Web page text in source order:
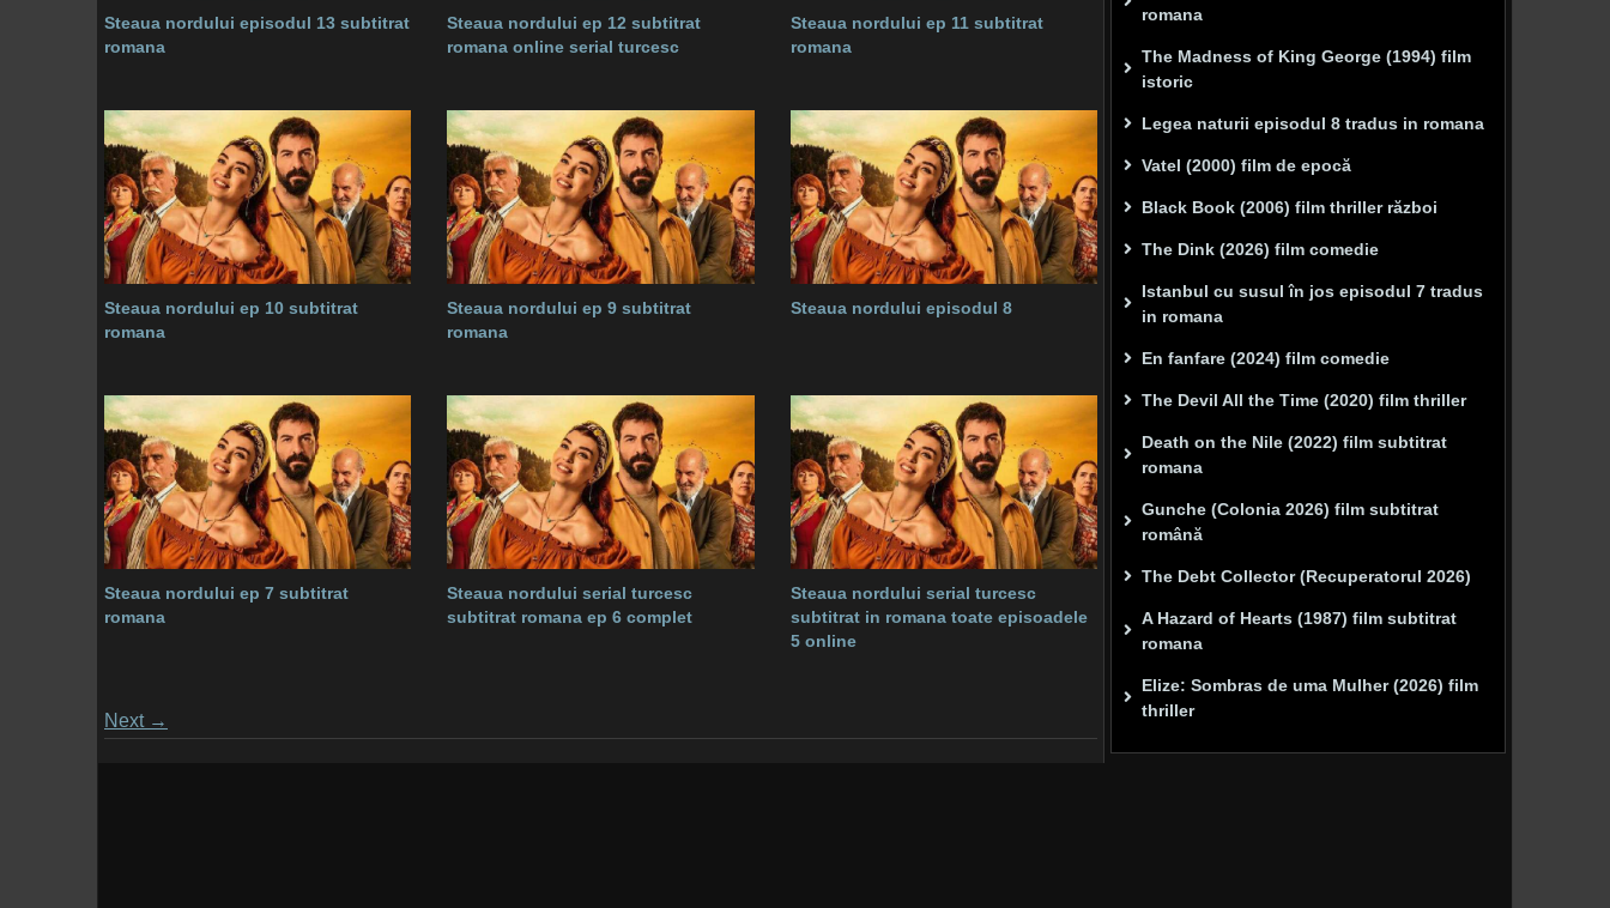
Steaua nordului episodul 13 subtitrat
romana
Steaua nordului ep 12 subtitrat
romana online serial turcesc
Steaua nordului ep 11 subtitrat
romana
Steaua nordului ep 10 subtitrat
romana
Steaua nordului ep 9 subtitrat
romana
Steaua nordului episodul 8
Steaua nordului ep 7 subtitrat
romana
Steaua nordului serial turcesc
subtitrat romana ep 6 complet
Steaua nordului serial turcesc
subtitrat in romana toate episoadele
5 online
Posts
Next →
romana
The Madness of King George (1994) film
istoric
Legea naturii episodul 8 tradus in romana
Vatel (2000) film de epocă
Black Book (2006) film thriller război
The Dink (2026) film comedie
Istanbul cu susul în jos episodul 7 tradus
in romana
En fanfare (2024) film comedie
The Devil All the Time (2020) film thriller
Death on the Nile (2022) film subtitrat
romana
Gunche (Colonia 2026) film subtitrat
română
The Debt Collector (Recuperatorul 2026)
A Hazard of Hearts (1987) film subtitrat
romana
Elize: Sombras de uma Mulher (2026) film
thriller